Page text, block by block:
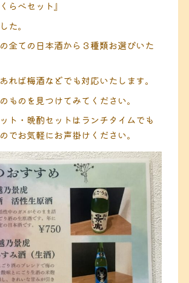
らべセット』
た。
全ての日本酒から３種類お選びいた
れば梅酒などでも対応いたします。
ものを見つけてみてください。
ト・晩酌セットはランチタイムでも
でお気軽にお声掛けください。